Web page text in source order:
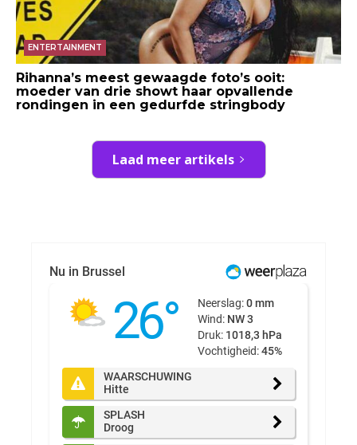
ENTERTAINMENT
Rihanna’s meest gewaagde foto’s ooit:
moeder van drie showt haar opvallende
rondingen in een gedurfde stringbody
Laad meer artikels